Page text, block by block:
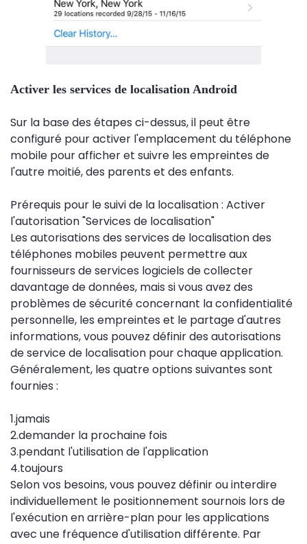
Activer les services de localisation Android
Sur la base des étapes ci-dessus, il peut être
configuré pour activer l'emplacement du téléphone
mobile pour afficher et suivre les empreintes de
l'autre moitié, des parents et des enfants.
Prérequis pour le suivi de la localisation : Activer
l'autorisation "Services de localisation"
Les autorisations des services de localisation des
téléphones mobiles peuvent permettre aux
fournisseurs de services logiciels de collecter
davantage de données, mais si vous avez des
problèmes de sécurité concernant la confidentialité
personnelle, les empreintes et le partage d'autres
informations, vous pouvez définir des autorisations
de service de localisation pour chaque application.
Généralement, les quatre options suivantes sont
fournies :
1.jamais
2.demander la prochaine fois
3.pendant l'utilisation de l'application
4.toujours
Selon vos besoins, vous pouvez définir ou interdire
individuellement le positionnement sournois lors de
l'exécution en arrière-plan pour les applications
avec une fréquence d'utilisation différente. Par